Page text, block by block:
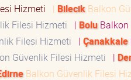
Hizmeti | Bilecik Balkon
Filesi Hizmeti | BoluBalkon
Filesi Hizmeti | Çanakkale
Güvenlik Filesi Hizmeti |
Balkon Güvenlik Filesi